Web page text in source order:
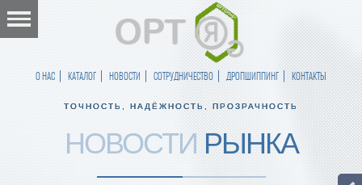
О НАС КАТАЛОГ НОВОСТИ СОТРУДНИЧЕСТВО ДРОПШИППИНГ КОНТАКТЫ
ТОЧНОСТЬ, НАДЁЖНОСТЬ, ПРОЗРАЧНОСТЬ
НОВОСТИ РЫНКА